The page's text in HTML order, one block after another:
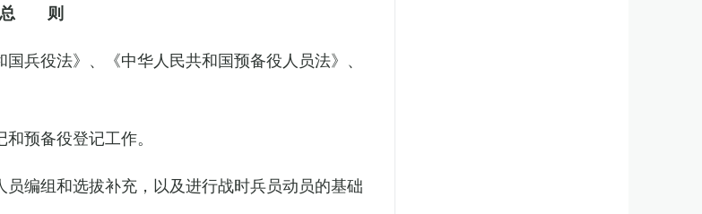
总 则
兵役法》、《中华人民共和国预备役人员法》、
预备役登记工作。
编组和选拔补充，以及进行战时兵员动员的基础